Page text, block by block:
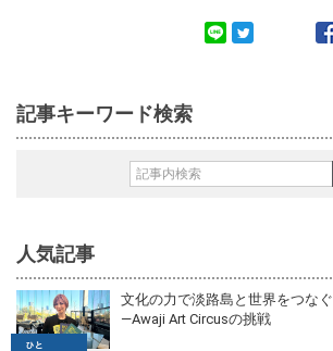
記事キーワード検索
人気記事
文化の力で淡路島と世界をつなぐ
—Awaji Art Circusの挑戦